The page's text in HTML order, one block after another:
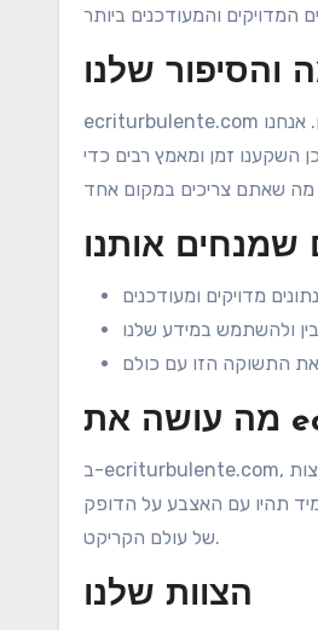
והסיפור שלנו
ecriturbulente.com נוצר מתוך אהבה עמוקה לקריקט ורצון להנגיש את המידע החשוב הזה לכל מי שמעוניין. אנחנו
השקענו זמן ומאמץ רבים כדי
שמנחים אותנו
ב-ecriturbulente.com, אנחנו לא רק מציגים נתונים – אנחנו מספקים הקשר. אנו מציעים ניתוחים מעמיקים, טיפים והמלצות
תהיו עם האצבע על הדופק
של עולם הקריקט.
הצוות שלנו